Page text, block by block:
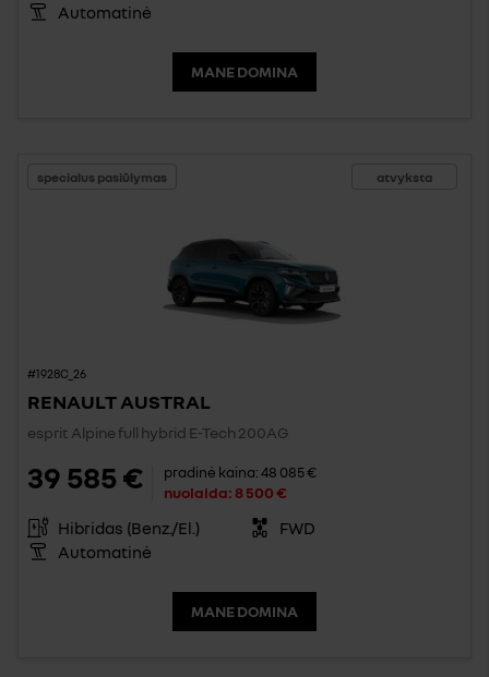
Automatinė
MANE DOMINA
atvyksta
specialus pasiūlymas
#1928C_26
RENAULT AUSTRAL
esprit Alpine full hybrid E-Tech 200AG
39 585 € pradinė kaina:48 085 €
nuolaida:8 500 €
Hibridas (Benz./El.)
FWD
Automatinė
MANE DOMINA